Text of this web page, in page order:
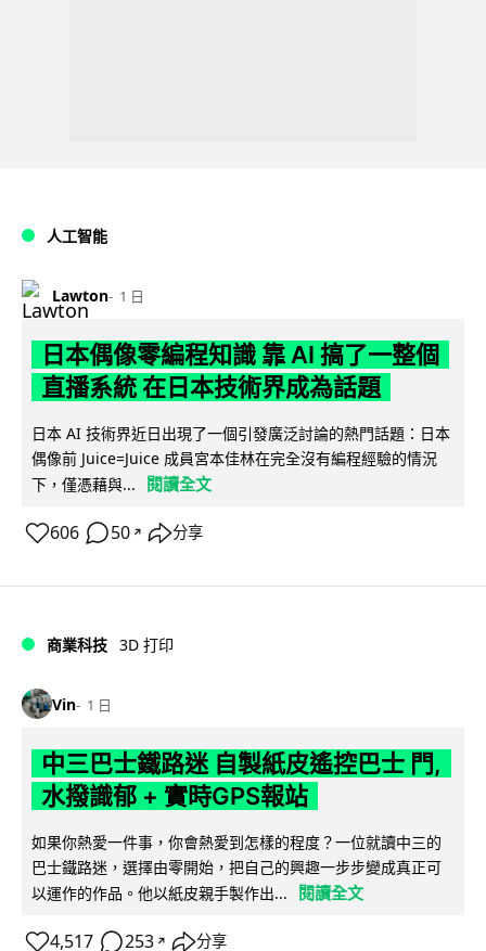
人工智能
Lawton 1 日
日本偶像零編程知識 靠 AI 搞了一整個
直播系統 在日本技術界成為話題
日本 AI 技術界近日出現了一個引發廣泛討論的熱門話題：日本
偶像前 Juice=Juice 成員宮本佳林在完全沒有編程經驗的情況
下，僅憑藉與...
閱讀全文
606 50 ↗ 分享
商業科技 3D 打印
Vin 1 日
中三巴士鐵路迷 自製紙皮遙控巴士 門,
水撥識郁 + 實時GPS報站
如果你熱愛一件事，你會熱愛到怎樣的程度？一位就讀中三的
巴士鐵路迷，選擇由零開始，把自己的興趣一步步變成真正可
以運作的作品。他以紙皮親手製作出...
閱讀全文
4,517 253 ↗ 分享